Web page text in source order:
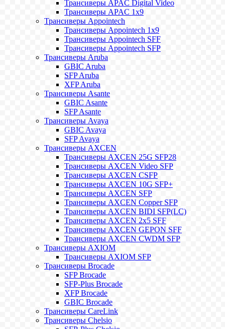
Трансиверы APAC Digital Video
Трансиверы APAC 1x9
Трансиверы Appointech
Трансиверы Appointech 1x9
Трансиверы Appointech SFF
Трансиверы Appointech SFP
Трансиверы Aruba
GBIC Aruba
SFP Aruba
XFP Aruba
Трансиверы Asante
GBIC Asante
SFP Asante
Трансиверы Avaya
GBIC Avaya
SFP Avaya
Трансиверы AXCEN
Трансиверы AXCEN 25G SFP28
Трансиверы AXCEN Video SFP
Трансиверы AXCEN CSFP
Трансиверы AXCEN 10G SFP+
Трансиверы AXCEN SFP
Трансиверы AXCEN Copper SFP
Трансиверы AXCEN BIDI SFP(LC)
Трансиверы AXCEN 2x5 SFF
Трансиверы AXCEN GEPON SFF
Трансиверы AXCEN CWDM SFP
Трансиверы AXIOM
Трансиверы AXIOM SFP
Трансиверы Brocade
SFP Brocade
SFP-Plus Brocade
XFP Brocade
GBIC Brocade
Трансиверы CareLink
Трансиверы Chelsio